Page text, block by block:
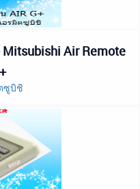
Air Remote
ซูบิชิ